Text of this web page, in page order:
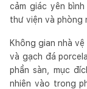
cảm giác yên
thư viện và phòng
Không gian nhà
và gạch đá
phần sàn, mục
nhiên vào trong